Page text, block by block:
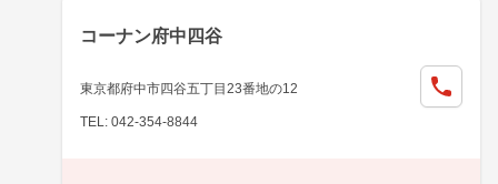
コーナン府中四谷
東京都府中市四谷五丁目23番地の12
TEL: 042-354-8844